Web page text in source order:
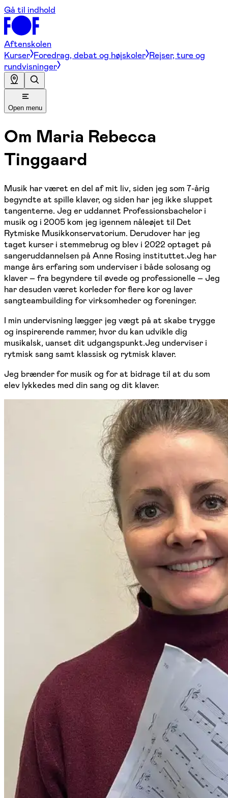
Gå til indhold
Aftenskolen
Kurser Foredrag, debat og højskoler Rejser, ture og
rundvisninger
Open menu
Om Maria Rebecca
Tinggaard
Musik har været en del af mit liv, siden jeg som 7-årig
begyndte at spille klaver, og siden har jeg ikke sluppet
tangenterne. Jeg er uddannet Professionsbachelor i
musik og i 2005 kom jeg igennem nåleøjet til Det
Rytmiske Musikkonservatorium. Derudover har jeg
taget kurser i stemmebrug og blev i 2022 optaget på
sangeruddannelsen på Anne Rosing instituttet.Jeg har
mange års erfaring som underviser i både solosang og
klaver – fra begyndere til øvede og professionelle – Jeg
har desuden været korleder for flere kor og laver
sangteambuilding for virksomheder og foreninger.
I min undervisning lægger jeg vægt på at skabe trygge
og inspirerende rammer, hvor du kan udvikle dig
musikalsk, uanset dit udgangspunkt.Jeg underviser i
rytmisk sang samt klassisk og rytmisk klaver.
Jeg brænder for musik og for at bidrage til at du som
elev lykkedes med din sang og dit klaver.